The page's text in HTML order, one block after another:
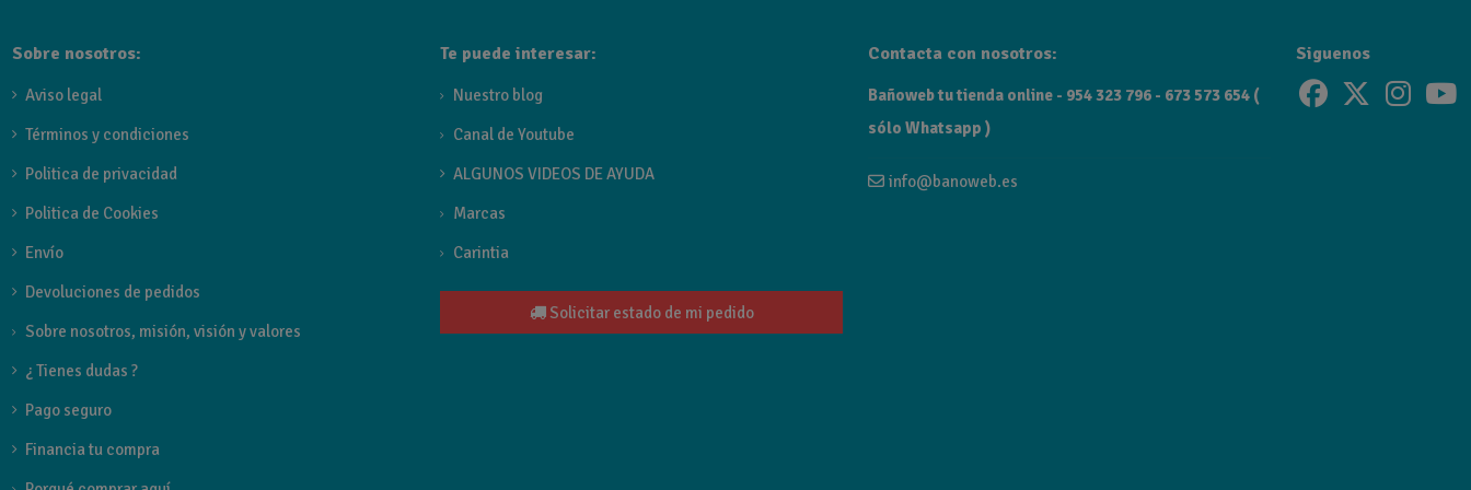
Sobre nosotros:
Aviso legal
Términos y condiciones
Politica de privacidad
Politica de Cookies
Envío
Devoluciones de pedidos
Sobre nosotros, misión, visión y valores
¿ Tienes dudas ?
Pago seguro
Financia tu compra
Te puede interesar:
Nuestro blog
Canal de Youtube
ALGUNOS VIDEOS DE AYUDA
Marcas
Carintia
Solicitar estado de mi pedido
Contacta con nosotros:
Bañoweb tu tienda online - 954 323 796 - 673 573 654 (
sólo Whatsapp )
info@banoweb.es
Siguenos